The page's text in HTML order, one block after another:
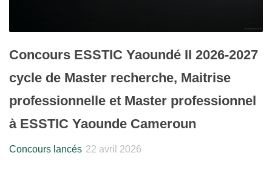
Concours ESSTIC Yaoundé II 2026-2027
cycle de Master recherche, Maitrise
professionnelle et Master professionnel
à ESSTIC Yaounde Cameroun
Concours lancés 22 avril 2026